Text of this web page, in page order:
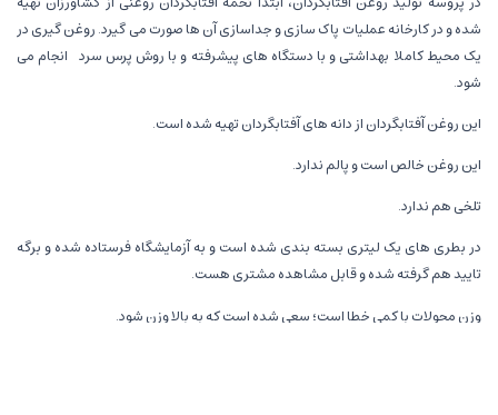
شده و در کارخانه عملیات پاک سازی و جداسازی آن ها صورت می گیرد. روغن گیری در
یک محیط کاملا بهداشتی و با دستگاه های پیشرفته و با روش پرس سرد انجام می
شود.
این روغن آفتابگردان از دانه های آفتابگردان تهیه شده است.
این روغن خالص است و پالم ندارد.
تلخی هم ندارد.
در بطری های یک لیتری بسته بندی شده است و به آزمایشگاه فرستاده شده و برگه
تایید هم گرفته شده و قابل مشاهده مشتری هست.
وزن محولات با کمی خطا است؛ سعی شده است که به بالا وزن شود.